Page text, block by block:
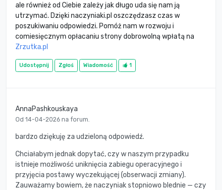
ale również od Ciebie zależy jak długo uda się nam ją
utrzymać. Dzięki naczyniaki.pl oszczędzasz czas w
poszukiwaniu odpowiedzi. Pomóż nam w rozwoju i
comiesięcznym opłacaniu strony dobrowolną wpłatą na
Zrzutka.pl
Udostępnij Zgłoś Wiadomość 1
AnnaPashkouskaya
Od 14-04-2026 na forum.
bardzo dziękuję za udzieloną odpowiedź.
Chciałabym jednak dopytać, czy w naszym przypadku
istnieje możliwość uniknięcia zabiegu operacyjnego i
przyjęcia postawy wyczekującej (obserwacji zmiany).
Zauważamy bowiem, że naczyniak stopniowo blednie — czy